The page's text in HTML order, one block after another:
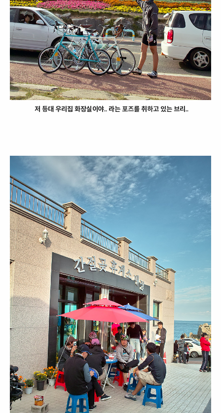
저 등대 우리집 화장실이야.. 라는 포즈를 취하고 있는 브리..